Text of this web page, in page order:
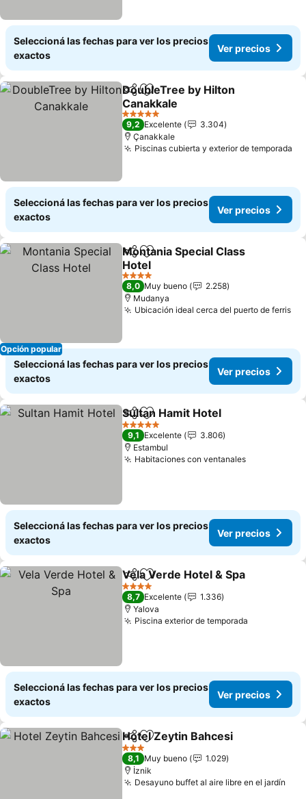
Seleccioná las fechas para ver los precios
exactos
Ver precios
CompartirAñadir a favoritos
DoubleTree by Hilton
Canakkale
5 Estrellas
9,2 Excelente
3.304
Çanakkale
Piscinas cubierta y exterior de temporada
Seleccioná las fechas para ver los precios
exactos
Ver precios
Opción popular
CompartirAñadir a favoritos
Montania Special Class
Hotel
4 Estrellas
8,0 Muy bueno
2.258
Mudanya
Ubicación ideal cerca del puerto de ferris
Seleccioná las fechas para ver los precios
exactos
Ver precios
CompartirAñadir a favoritos
Sultan Hamit Hotel
5 Estrellas
9,1 Excelente
3.806
Estambul
Habitaciones con ventanales
Seleccioná las fechas para ver los precios
exactos
Ver precios
CompartirAñadir a favoritos
Vela Verde Hotel & Spa
4 Estrellas
8,7 Excelente
1.336
Yalova
Piscina exterior de temporada
Seleccioná las fechas para ver los precios
exactos
Ver precios
CompartirAñadir a favoritos
Hotel Zeytin Bahcesi
3 Estrellas
8,1 Muy bueno
1.029
İznik
Desayuno buffet al aire libre en el jardín